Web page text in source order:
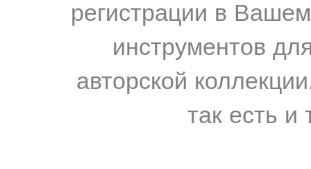
регистрации в
инструментов
авторской
так есть и